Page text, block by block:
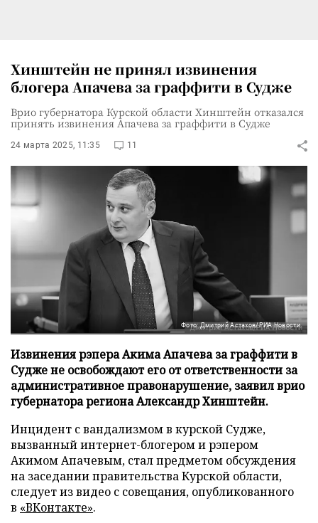
Хинштейн не принял извинения
блогера Апачева за граффити в Судже
Врио губернатора Курской области Хинштейн отказался
принять извинения Апачева за граффити в Судже
24 марта 2025, 11:35 11
Фото: Дмитрий Астахов/РИА Новости
Извинения рэпера Акима Апачева за граффити в
Судже не освобождают его от ответственности за
административное правонарушение, заявил врио
губернатора региона Александр Хинштейн.
Инцидент с вандализмом в курской Судже,
вызванный интернет-блогером и рэпером
Акимом Апачевым, стал предметом обсуждения
на заседании правительства Курской области,
следует из видео с совещания, опубликованного
в «ВКонтакте».